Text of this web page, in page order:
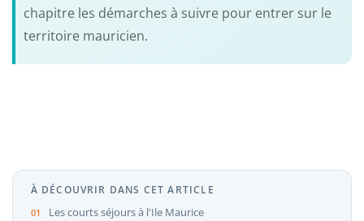
chapitre les démarches à suivre pour entrer sur le
territoire mauricien.
À DÉCOUVRIR DANS CET ARTICLE
Les courts séjours à l'Ile Maurice